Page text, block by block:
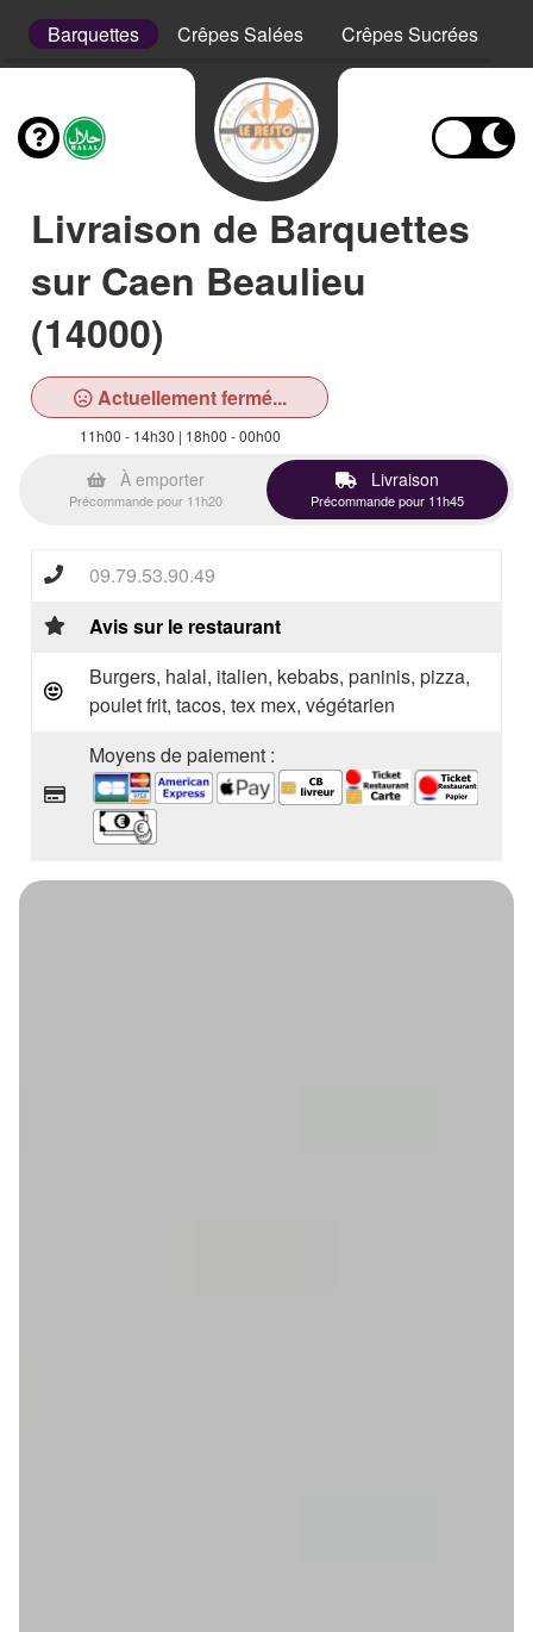
Barquettes Crêpes Salées Crêpes Sucrées
Livraison de Barquettes
sur Caen Beaulieu
(14000)
Actuellement fermé...
11h00 - 14h30 | 18h00 - 00h00
À emporter
Précommande pour 11h20
Livraison
Précommande pour 11h45
09.79.53.90.49
Avis sur le restaurant
Burgers, halal, italien, kebabs, paninis, pizza,
poulet frit, tacos, tex mex, végétarien
Moyens de paiement :